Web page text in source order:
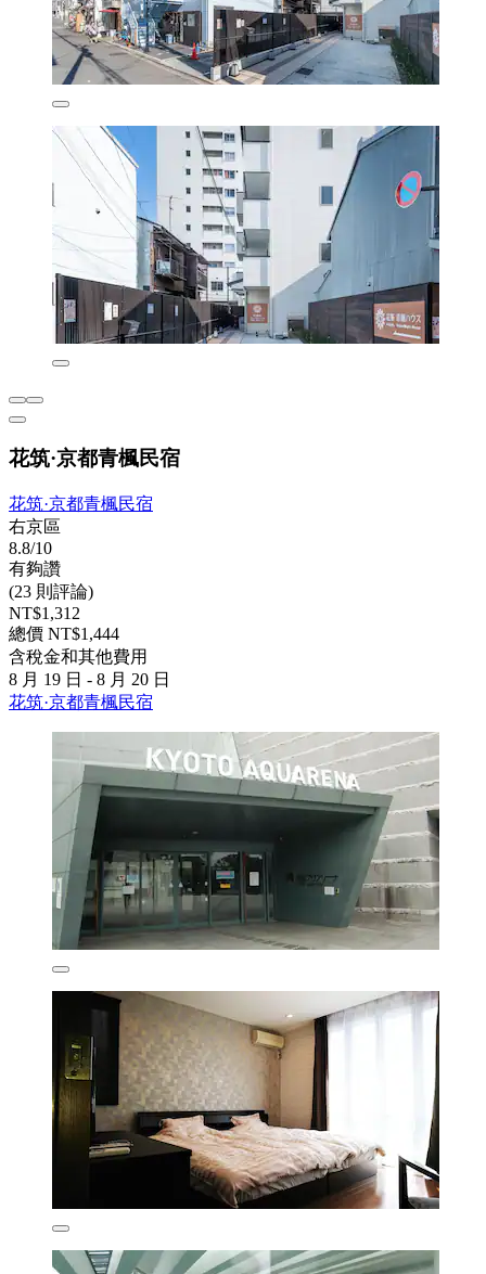
花筑·京都青楓民宿
花筑·京都青楓民宿
右京區
8.8/10
有夠讚
(23 則評論)
NT$1,312
總價 NT$1,444
含稅金和其他費用
8 月 19 日 - 8 月 20 日
花筑·京都青楓民宿